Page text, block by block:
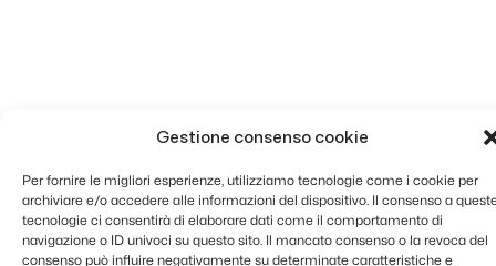
Gestione consenso cookie
Per fornire le migliori esperienze, utilizziamo tecnologie come i cookie per
archiviare e/o accedere alle informazioni del dispositivo. Il consenso a
tecnologie ci consentirà di elaborare dati come il comportamento di
navigazione o ID univoci su questo sito. Il mancato consenso o la revoca del
consenso può influire negativamente su determinate caratteristiche e